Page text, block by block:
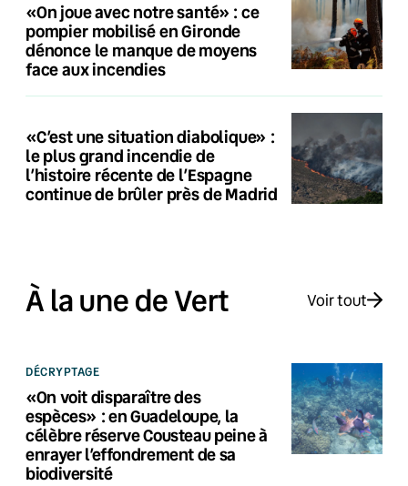
«On joue avec notre santé» : ce
pompier mobilisé en Gironde
dénonce le manque de moyens
face aux incendies
«C’est une situation diabolique» :
le plus grand incendie de
l’histoire récente de l’Espagne
continue de brûler près de Madrid
À la une de Vert Voir tout
DÉCRYPTAGE
«On voit disparaître des
espèces» : en Guadeloupe, la
célèbre réserve Cousteau peine à
enrayer l’effondrement de sa
biodiversité